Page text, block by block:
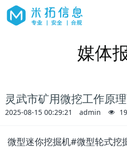
媒体
灵武市矿用微挖工作原
2025-08-15 00:29:21 admin 19
微型迷你挖掘机#微型轮式挖